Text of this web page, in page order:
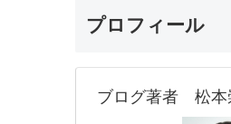
プロフィール
ブログ著者 松本